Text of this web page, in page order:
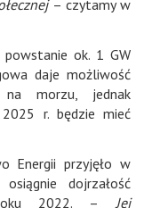
– czytamy w
powstanie ok. 1 GW
daje możliwość
na morzu, jednak
r. będzie mieć
Energii przyjęło w
dojrzałość
roku 2022. – Jej